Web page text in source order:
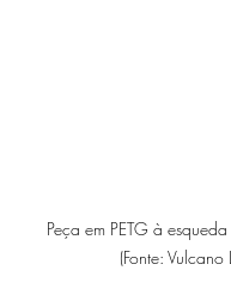
Peça em PETG à
(Fonte: Vulcano